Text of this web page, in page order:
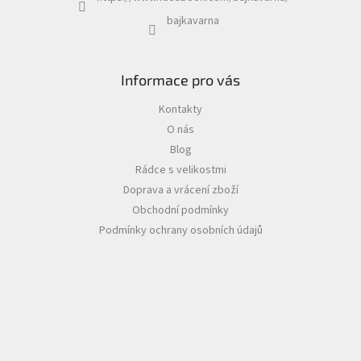
bajkavarna
Informace pro vás
Kontakty
O nás
Blog
Rádce s velikostmi
Doprava a vrácení zboží
Obchodní podmínky
Podmínky ochrany osobních údajů